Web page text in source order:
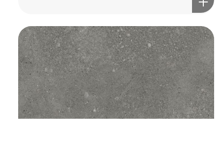
©2025 Top ceramics llc, All Rights Reserved.
Themeforest Premium WordPress Theme.